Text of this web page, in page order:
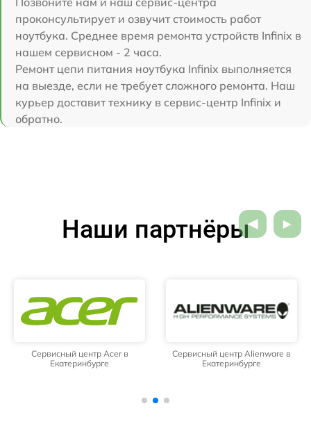
проконсультирует и озвучит стоимость работ
ноутбука. Среднее время ремонта устройств Infinix в
нашем сервисном - 2 часа.
Ремонт цепи питания ноутбука Infinix выполняется
на выезде, если не требует сложного ремонта. Наш
курьер доставит технику в сервис-центр Infinix и
обратно.
Наши партнёры
Сервисный центр Acer в
Екатеринбурге
Сервисный центр Alienware в
Екатеринбурге